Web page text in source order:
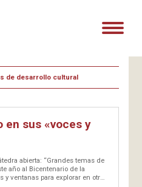
de desarrollo cultural
en sus «voces y
abierta: “Grandes temas de
año al Bicentenario de la
ventanas para explorar en otros